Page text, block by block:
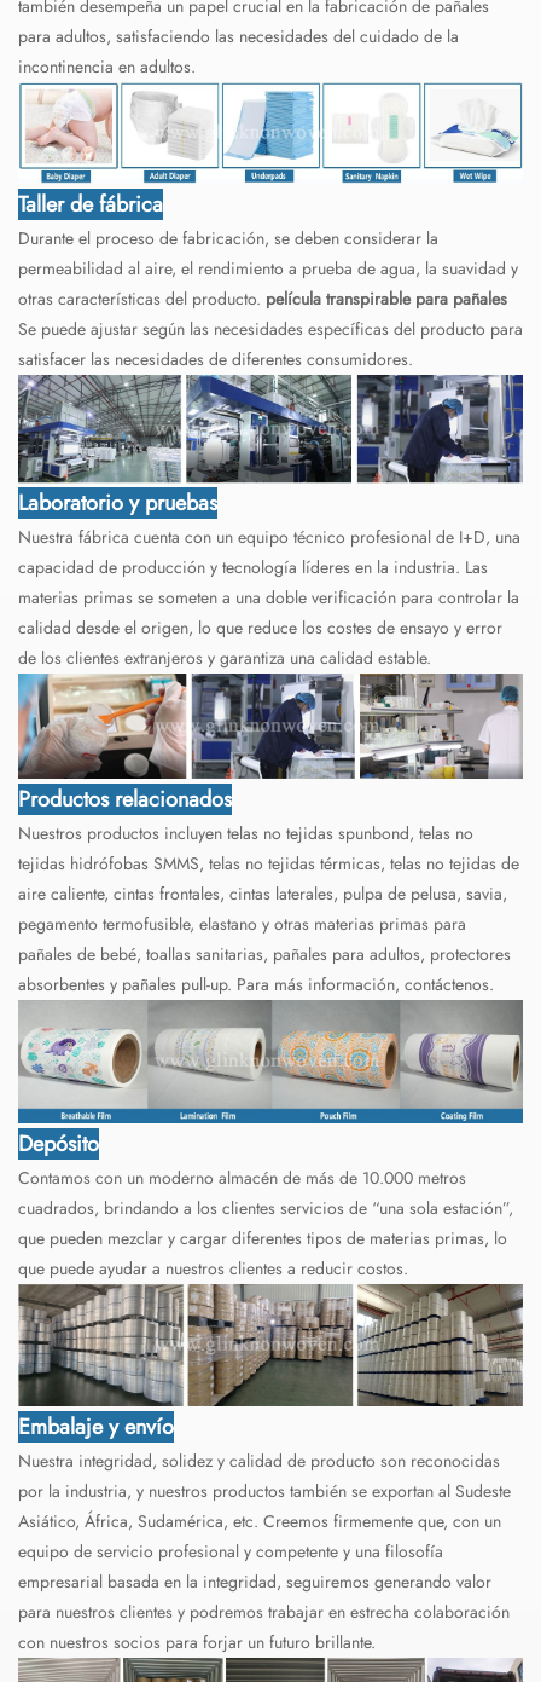
también desempeña un papel crucial en la fabricación de pañales
para adultos, satisfaciendo las necesidades del cuidado de la
incontinencia en adultos.
Taller de fábrica
Durante el proceso de fabricación, se deben considerar la
permeabilidad al aire, el rendimiento a prueba de agua, la suavidad y
otras características del producto. película transpirable para pañales
Se puede ajustar según las necesidades específicas del producto para
satisfacer las necesidades de diferentes consumidores.
Laboratorio y pruebas
Nuestra fábrica cuenta con un equipo técnico profesional de I+D, una
capacidad de producción y tecnología líderes en la industria. Las
materias primas se someten a una doble verificación para controlar la
calidad desde el origen, lo que reduce los costes de ensayo y error
de los clientes extranjeros y garantiza una calidad estable.
Productos relacionados
Nuestros productos incluyen telas no tejidas spunbond, telas no
tejidas hidrófobas SMMS, telas no tejidas térmicas, telas no tejidas de
aire caliente, cintas frontales, cintas laterales, pulpa de pelusa, savia,
pegamento termofusible, elastano y otras materias primas para
pañales de bebé, toallas sanitarias, pañales para adultos, protectores
absorbentes y pañales pull-up. Para más información, contáctenos.
Depósito
Contamos con un moderno almacén de más de 10.000 metros
cuadrados, brindando a los clientes servicios de “una sola estación”,
que pueden mezclar y cargar diferentes tipos de materias primas, lo
que puede ayudar a nuestros clientes a reducir costos.
Embalaje y envío
Nuestra integridad, solidez y calidad de producto son reconocidas
por la industria, y nuestros productos también se exportan al Sudeste
Asiático, África, Sudamérica, etc. Creemos firmemente que, con un
equipo de servicio profesional y competente y una filosofía
empresarial basada en la integridad, seguiremos generando valor
para nuestros clientes y podremos trabajar en estrecha colaboración
con nuestros socios para forjar un futuro brillante.